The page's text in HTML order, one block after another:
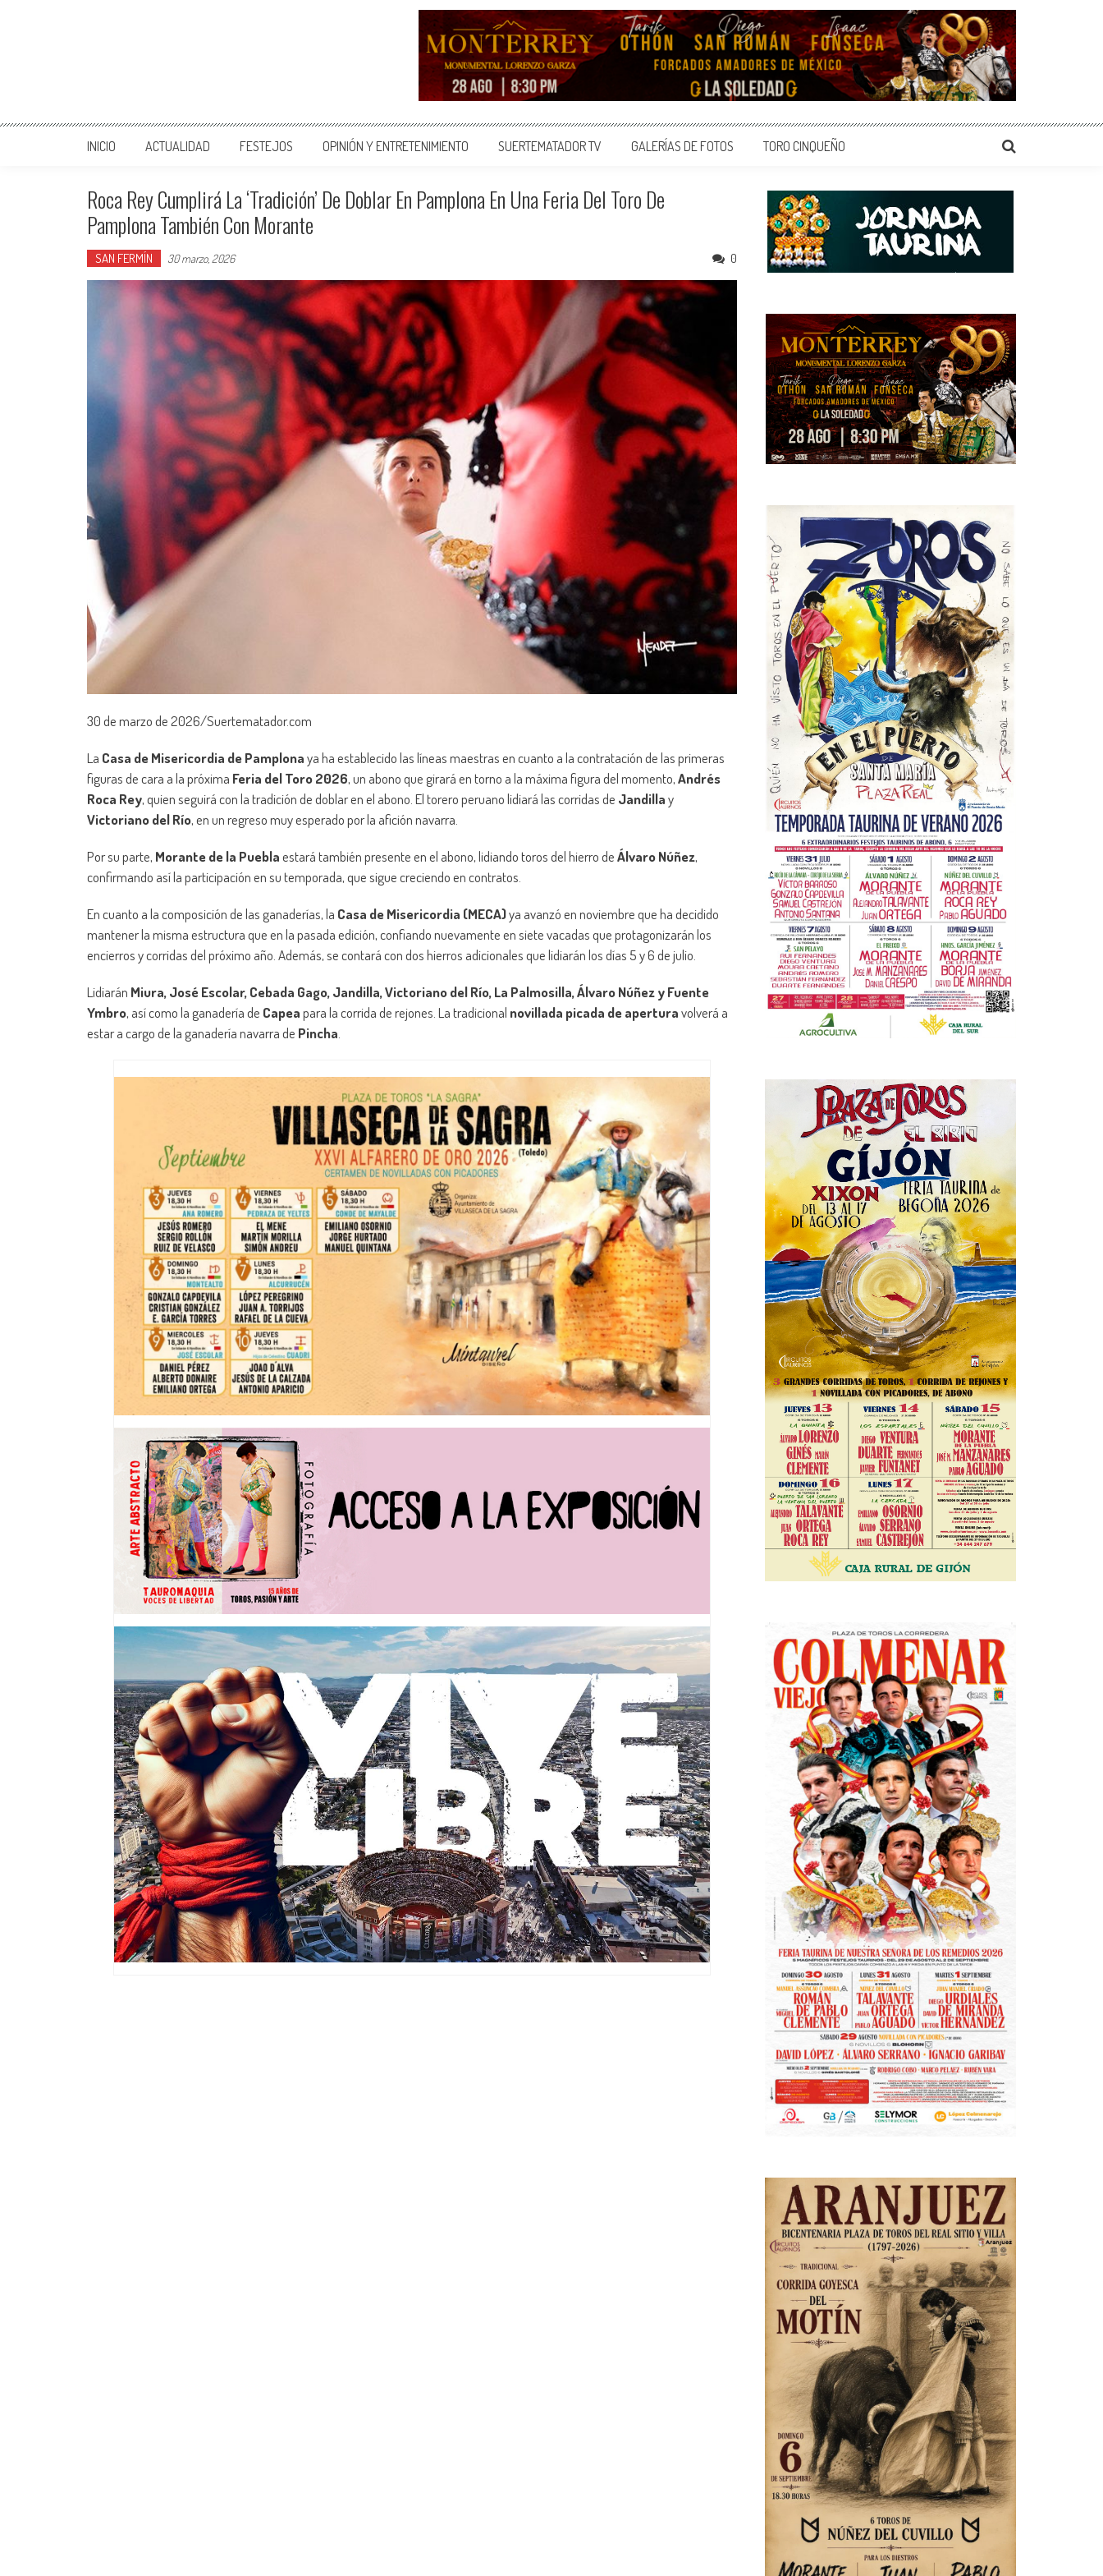
INICIO ACTUALIDAD FESTEJOS OPINIÓN Y ENTRETENIMIENTO SUERTEMATADOR TV GALERÍAS DE FOTOS TORO CINQUEÑO
Roca Rey Cumplirá La ‘tradición’ De Doblar En Pamplona En Una Feria Del Toro De
Pamplona También Con Morante
SAN FERMÍN 30 marzo, 2026 0
30 de marzo de 2026/Suertematador.com
La Casa de Misericordia de Pamplonaya ha establecido las líneas maestras en cuanto a la contratación de las primeras
figuras de cara a la próxima Feria del Toro 2026, un abono que girará en torno a la máxima figura del momento,Andrés
Roca Rey, quien seguirá con la tradición de doblar en el abono. El torero peruano lidiará las corridas de Jandillay
Victoriano del Río, en un regreso muy esperado por la afición navarra.
Por su parte, Morante de la Pueblaestará también presente en el abono, lidiando toros del hierro deÁlvaro Núñez,
confirmando así la participación en su temporada, que sigue creciendo en contratos.
En cuanto a la composición de las ganaderías, la Casa de Misericordia (MECA)ya avanzó en noviembre que ha decidido
mantener la misma estructura que en la pasada edición, confiando nuevamente en siete vacadas que protagonizarán los
encierros y corridas del próximo año. Además, se contará con dos hierros adicionales que lidiarán los días 5 y 6 de julio.
Lidiarán Miura, José Escolar, Cebada Gago, Jandilla, Victoriano del Río, La Palmosilla, Álvaro Núñez y Fuente
Ymbro, así como la ganadería de Capeapara la corrida de rejones. La tradicional novillada picada de aperturavolverá a
estar a cargo de la ganadería navarra de Pincha